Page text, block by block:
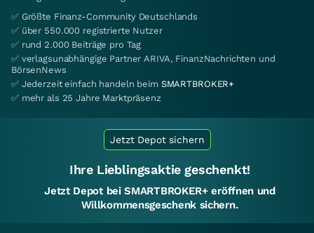
✅ Größte Finanz-Community Deutschlands
✅ über 550.000 registrierte Nutzer
✅ rund 2.000 Beiträge pro Tag
✅ verlagsunabhängige Partner ARIVA, FinanzNachrichten und
BörsenNews
✅ Jederzeit einfach handeln beim SMARTBROKER+
✅ mehr als 25 Jahre Marktpräsenz
Jetzt Depot sichern
Ihre Lieblingsaktie geschenkt!
Jetzt Depot bei SMARTBROKER+ eröffnen und
Willkommensgeschenk sichern.